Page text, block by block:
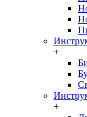
+
+